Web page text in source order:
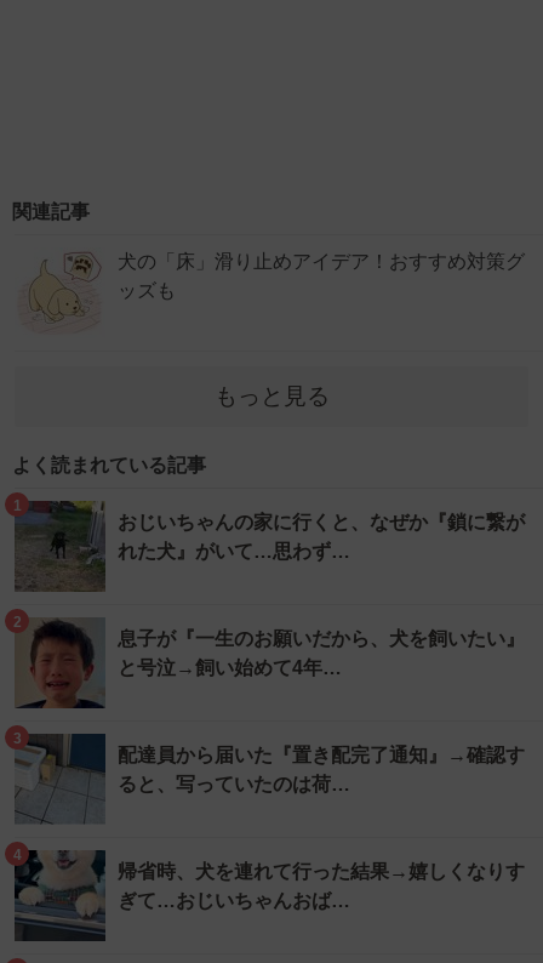
関連記事
犬の「床」滑り止めアイデア！おすすめ対策グ
ッズも
もっと見る
よく読まれている記事
1
おじいちゃんの家に行くと、なぜか『鎖に繋が
れた犬』がいて…思わず…
2
息子が『一生のお願いだから、犬を飼いたい』
と号泣→飼い始めて4年…
3
配達員から届いた『置き配完了通知』→確認す
ると、写っていたのは荷…
4
帰省時、犬を連れて行った結果→嬉しくなりす
ぎて…おじいちゃんおば…